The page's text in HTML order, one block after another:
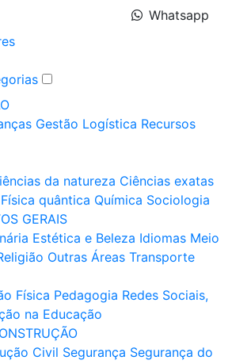
Whatsapp
Gestão Logística Recursos
da natureza Ciências exatas
Física quântica Química Sociologia
GERAIS
Estética e Beleza Idiomas Meio
Outras Áreas Transporte
Física Pedagogia Redes Sociais,
na Educação
Civil Segurança Segurança do